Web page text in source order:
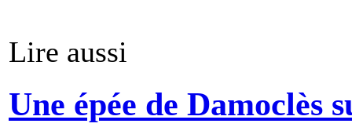
Lire aussi
Une épée de Damoclès